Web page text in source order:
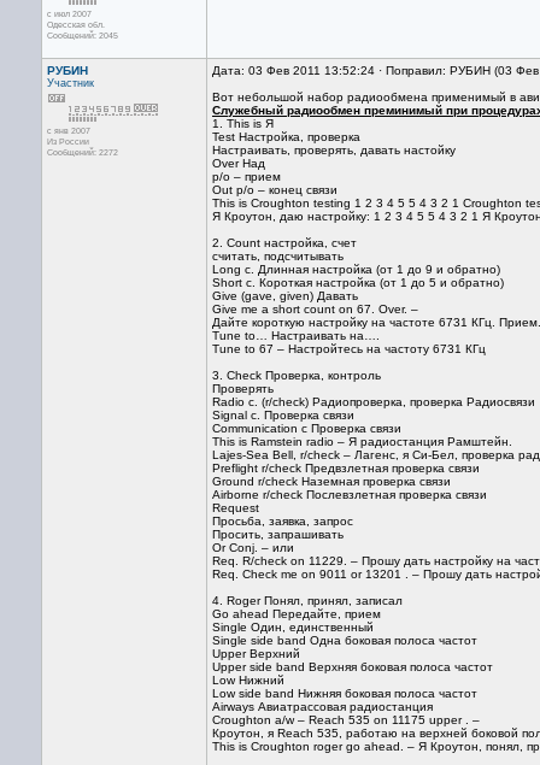
с июл 2007
Одесская обл.
Сообщений: 2045
РУБИН
Участник
с янв 2007
Из России
Сообщений: 2272
Дата: 03 Фев 2011 13:52:24 · Поправил: РУБИН (03
Вот небольшой набор радиообмена применимый в
Служебный радиообмен преминимый при
1. This is Я
Test Настройка, проверка
Настраивать, проверять, давать настойку
Over Над
р/о – прием
Out р/о – конец связи
This is Croughton testing 1 2 3 4 5 5 4 3 2 1 Croughton
Я Кроутон, даю настройку: 1 2 3 4 5 5 4 3 2 1 Я
2. Count настройка, счет
считать, подсчитывать
Long c. Длинная настройка (от 1 до 9 и обратно)
Short c. Короткая настройка (от 1 до 5 и обратно)
Give (gave, given) Давать
Give me a short count on 67. Over. –
Дайте короткую настройку на частоте 6731 КГц. Прием.
Tune to… Настраивать на….
Tune to 67 – Настройтесь на частоту 6731 КГц
3. Check Проверка, контроль
Проверять
Radio c. (r/check) Радиопроверка, проверка Радиосвязи
Signal c. Проверка связи
Communication c Проверка связи
This is Ramstein radio – Я радиостанция Рамштейн.
Lajes-Sea Bell, r/check – Лагенс, я Си-Бел, проверка
Preflight r/check Предвзлетная проверка связи
Ground r/check Наземная проверка связи
Airborne r/check Послевзлетная проверка связи
Request
Просьба, заявка, запрос
Просить, запрашивать
Or Conj. – или
Req. R/check on 11229. – Прошу дать настройку на
Req. Check me on 9011 or 13201 . – Прошу дать
4. Roger Понял, принял, записал
Go ahead Передайте, прием
Single Один, единственный
Single side band Одна боковая полоса частот
Upper Верхний
Upper side band Верхняя боковая полоса частот
Low Нижний
Low side band Нижняя боковая полоса частот
Airways Авиатрассовая радиостанция
Croughton a/w – Reach 535 on 11175 upper . –
Кроутон, я Reach 535, работаю на верхней боковой
This is Croughton roger go ahead. – Я Кроутон, понял,